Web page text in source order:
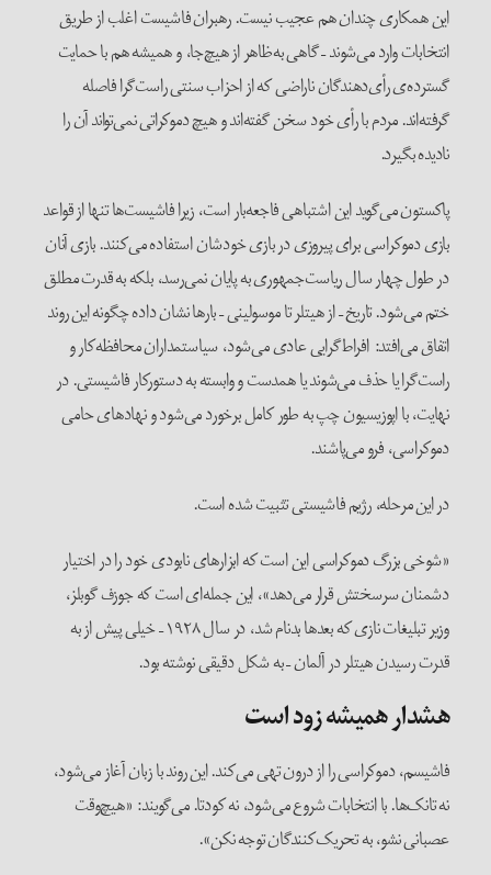
این همکاری چندان هم عجیب نیست. رهبران فاشیست اغلب از طریق
انتخابات وارد می‌شوند – گاهی به‌ظاهر از هیچ‌جا، و همیشه هم با حمایت
گسترده‌ی رأی‌دهندگان ناراضی که از احزاب سنتی راست‌گرا فاصله
گرفته‌اند. مردم با رأی خود سخن گفته‌اند و هیچ دموکراتی نمی‌تواند آن را
نادیده بگیرد.
پاکستون می‌گوید این اشتباهی فاجعه‌بار است، زیرا فاشیست‌ها تنها از قواعد
بازی دموکراسی برای پیروزی در بازی خودشان استفاده می‌کنند. بازی آنان
در طول چهار سال ریاست‌جمهوری به پایان نمی‌رسد، بلکه به قدرت مطلق
ختم می‌شود. تاریخ – از هیتلر تا موسولینی – بارها نشان داده چگونه این روند
اتفاق می‌افتد: افراط‌گرایی عادی می‌شود، سیاستمداران محافظه‌کار و
راست‌گرا یا حذف می‌شوند یا همدست و وابسته به دستورکار فاشیستی. در
نهایت، با اپوزیسیون چپ به طور کامل برخورد می‌شود و نهادهای حامی
دموکراسی، فرو می‌پاشند.
در این مرحله، رژیم فاشیستی تثبیت شده است.
«شوخی بزرگ دموکراسی این است که ابزارهای نابودی خود را در اختیار
دشمنان سرسختش قرار می‌دهد»، این جمله‌ای است که جوزف گوبلز،
وزیر تبلیغات نازی که بعدها بدنام شد، در سال ۱۹۲۸ – خیلی پیش از به
قدرت رسیدن هیتلر در آلمان – به‌ شکل دقیقی نوشته بود.
هشدار همیشه زود است
فاشیسم، دموکراسی را از درون تهی می‌کند. این روند با زبان آغاز می‌شود،
نه تانک‌ها. با انتخابات شروع می‌شود، نه کودتا. می‌گویند: «هیچ‌وقت
عصبانی نشو، به تحریک‌کنندگان توجه نکن».